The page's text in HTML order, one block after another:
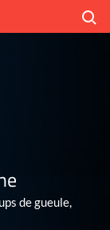
de gueule,